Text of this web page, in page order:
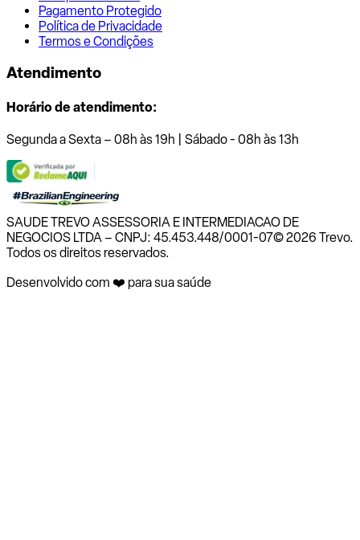
Pagamento Protegido
Política de Privacidade
Termos e Condições
Atendimento
Horário de atendimento:
Segunda a Sexta – 08h às 19h | Sábado - 08h às 13h
SAUDE TREVO ASSESSORIA E INTERMEDIACAO DE
NEGOCIOS LTDA – CNPJ: 45.453.448/0001-07© 2026 Trevo.
Todos os direitos reservados.
Desenvolvido com ❤️ para sua saúde